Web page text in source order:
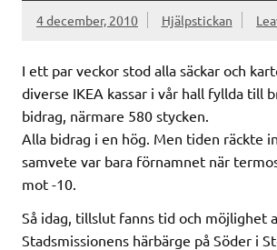
4 december, 2010 Hjälpstickan
I ett par veckor stod alla säckar och
diverse IKEA kassar i vår hall fyllda till
bidrag, närmare 580 stycken.
Alla bidrag i en hög. Men tiden räckte
samvete var bara förnamnet när
mot -10.
Så idag, tillslut fanns tid och möjlighet
Stadsmissionens härbärge på Söder i